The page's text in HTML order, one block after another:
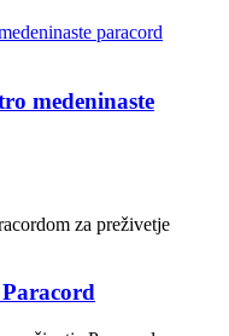
medeninaste
Paracord